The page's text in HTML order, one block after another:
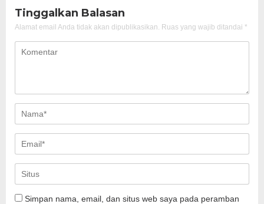
Tinggalkan Balasan
Alamat email Anda tidak akan dipublikasikan. Ruas yang wajib ditandai *
Simpan nama, email, dan situs web saya pada peramban